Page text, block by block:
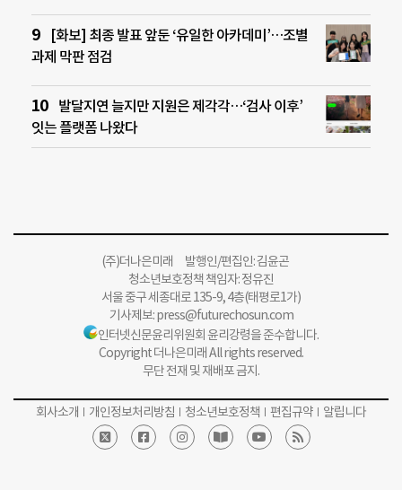
[화보] 최종 발표 앞둔 ‘유일한 아카데미’…조별
과제 막판 점검
발달지연 늘지만 지원은 제각각…‘검사 이후’
잇는 플랫폼 나왔다
(주)더나은미래 발행인/편집인: 김윤곤
청소년보호정책 책임자: 정유진
서울 중구 세종대로 135-9, 4층(태평로1가)
기사제보:press@futurechosun.com
인터넷신문윤리위원회 윤리강령을 준수합니다.
Copyright 더나은미래 All rights reserved.
무단 전재 및 재배포 금지.
회사소개 개인정보처리방침 청소년보호정책 편집규약 알립니다